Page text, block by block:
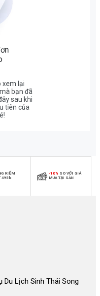
xem lại
bạn đã
sau khi
tiên của
KIỂM
495k
-10% SO VỚI GIÁ
MUA TẠI SÀN
Du Lịch Sinh Thái Song